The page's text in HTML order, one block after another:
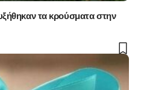
τα κρούσματα στην